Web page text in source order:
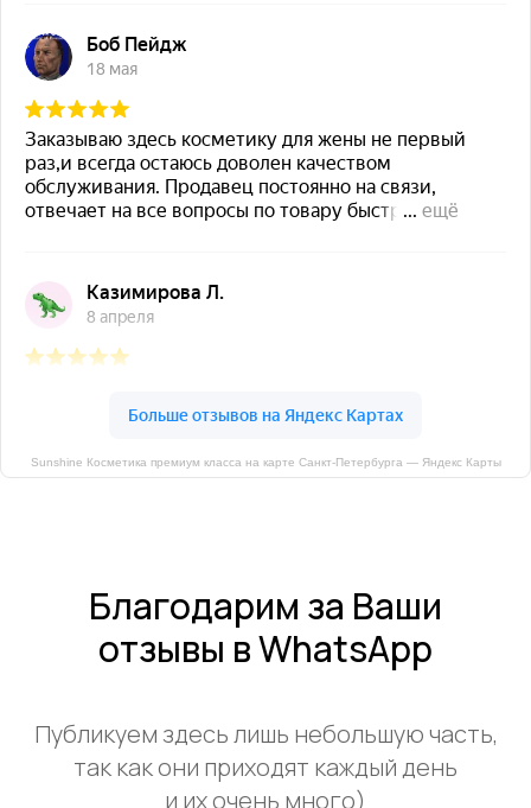
Sunshine Косметика премиум класса на карте Санкт‑Петербурга — Яндекс Карты
Благодарим за Ваши
отзывы в WhatsApp
Публикуем здесь лишь небольшую часть,
так как они приходят каждый день
и их очень много)